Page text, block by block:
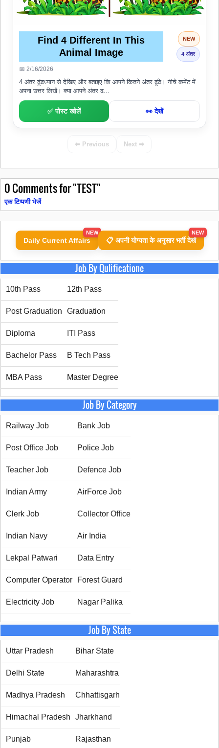
Find 4 Different In This
Animal Image
NEW
4 अंतर
📅 2/16/2026
4 अंतर ढूंढध्यान से देखिए और बताइए कि आपने कितने अंतर ढूंढे। नीचे कमेंट में
अपना उत्तर लिखें। क्या आपने अंतर ढ...
✅ पोस्ट खोलें 👀 देखें
⬅ Previous Next ➡
0Comments for "TEST"
एक टिप्पणी भेजें
Daily Current Affairs
NEW
📋 अपनी योग्यता के अनुसार भर्ती देखें
NEW
Job By Qulificatione
10th Pass 12th Pass
Post Graduation Graduation
Diploma ITI Pass
Bachelor Pass B Tech Pass
MBA Pass Master Degree
Job By Category
Railway Job Bank Job
Post Office Job Police Job
Teacher Job Defence Job
Indian Army AirForce Job
Clerk Job Collector Office
Indian Navy Air India
Lekpal Patwari Data Entry
Computer Operator Forest Guard
Electricity Job Nagar Palika
Job By State
Uttar Pradesh Bihar State
Delhi State Maharashtra
Madhya Pradesh Chhattisgarh
Himachal Pradesh Jharkhand
Punjab Rajasthan